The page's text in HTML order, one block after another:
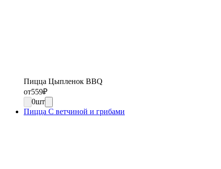
Пицца Цыпленок BBQ
от559₽
0шт
Пицца С ветчиной и грибами